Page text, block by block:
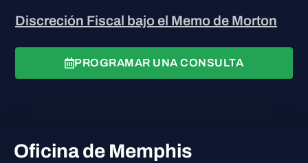
Discreción Fiscal bajo el Memo de Morton
PROGRAMAR UNA CONSULTA
Oficina de Memphis